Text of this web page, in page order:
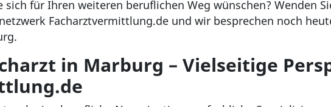
sich für Ihren weiteren beruflichen Weg wünschen? Wenden
Facharztvermittlung.de und wir besprechen noch
in Marburg – Vielseitige